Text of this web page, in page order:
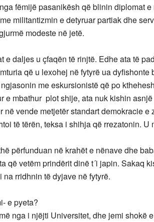
fëmijë pasanikësh që blinin diplomat
militantizmin e detyruar partiak dhe
modeste në jetë.
e daljes u çfaqën të rinjtë. Edhe ata të
që u lexohej në fytyrë ua dyfishonte
me eskursionistë që po
e mbathur plot shije, ata nuk kishin
në vende metjetër standart demokracie
të tërën, teksa i shihja që rrezatonin. U
përfunduan në krahët e nënave dhe
që vetëm prindërit dinë t´i japin. Sakaq
rridhnin të dyjave në fytyrë.
e pyeta?
nga i njëjti Universitet, dhe jemi shokë